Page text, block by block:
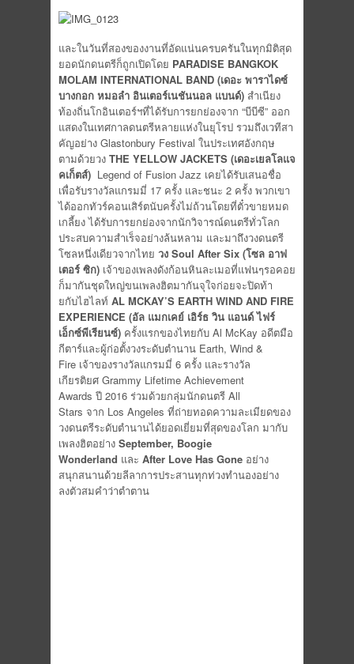
และในวันที่สองของงานที่อัดแน่นครบครันในทุกมิติสุด
ยอดนักดนตรีก็ถูกเปิดโดย PARADISE BANGKOK
MOLAM INTERNATIONAL BAND (เดอะ พาราไดซ์
บางกอก หมอลำ อินเตอร์เนชันนอล แบนด์) สำเนียง
ท้องถิ่นโกอินเตอร์ฯที่ได้รับการยกย่องจาก “บีบีซี” ออก
แสดงในเทศกาลดนตรีหลายแห่งในยุโรป รวมถึงเวทีสา
คัญอย่าง Glastonbury Festival ในประเทศอังกฤษ
ตามด้วยวง THE YELLOW JACKETS (เดอะเยลโลแจ
คเก็ตส์) Legend of Fusion Jazz เคยได้รับเสนอชื่อ
เพื่อรับรางวัลแกรมมี่ 17 ครั้ง และชนะ 2 ครั้ง พวกเขา
ได้ออกทัวร์คอนเสิร์ตนับครั้งไม่ถ้วนโดยที่ตั๋วขายหมด
เกลี้ยง ได้รับการยกย่องจากนักวิจารณ์ดนตรีทั่วโลก
ประสบความสำเร็จอย่างล้นหลาม และมาถึงวงดนตรี
โซลหนึ่งเดียวจากไทย วง Soul After Six (โซล อาฟ
เตอร์ ซิก) เจ้าของเพลงดังก้อนหินละเมอที่แฟนๆรอคอย
ก็มากันชุดใหญ่ขนเพลงฮิตมากันจุใจก่อยจะปิดท้า
ยกับไฮไลท์ AL MCKAY’S EARTH WIND AND FIRE
EXPERIENCE (อัล แมกเคย์ เอิร์ธ วิน แอนด์ ไฟร์
เอ็กซ์พีเรียนซ์) ครั้งแรกของไทยกับ Al McKay อดีตมือ
กีตาร์และผู้ก่อตั้งวงระดับตำนาน Earth, Wind &
Fire เจ้าของรางวัลแกรมมี่ 6 ครั้ง และรางวัล
เกียรติยศ Grammy Lifetime Achievement
Awards ปี 2016 ร่วมด้วยกลุ่มนักดนตรี All
Stars จาก Los Angeles ที่ถ่ายทอดความละเมียดของ
วงดนตรีระดับตำนานได้ยอดเยี่ยมที่สุดของโลก มากับ
เพลงฮิตอย่าง September, Boogie
Wonderland และ After Love Has Gone อย่าง
สนุกสนานด้วยลีลาการประสานทุกท่วงทำนองอย่าง
ลงตัวสมคำว่าตำตาน